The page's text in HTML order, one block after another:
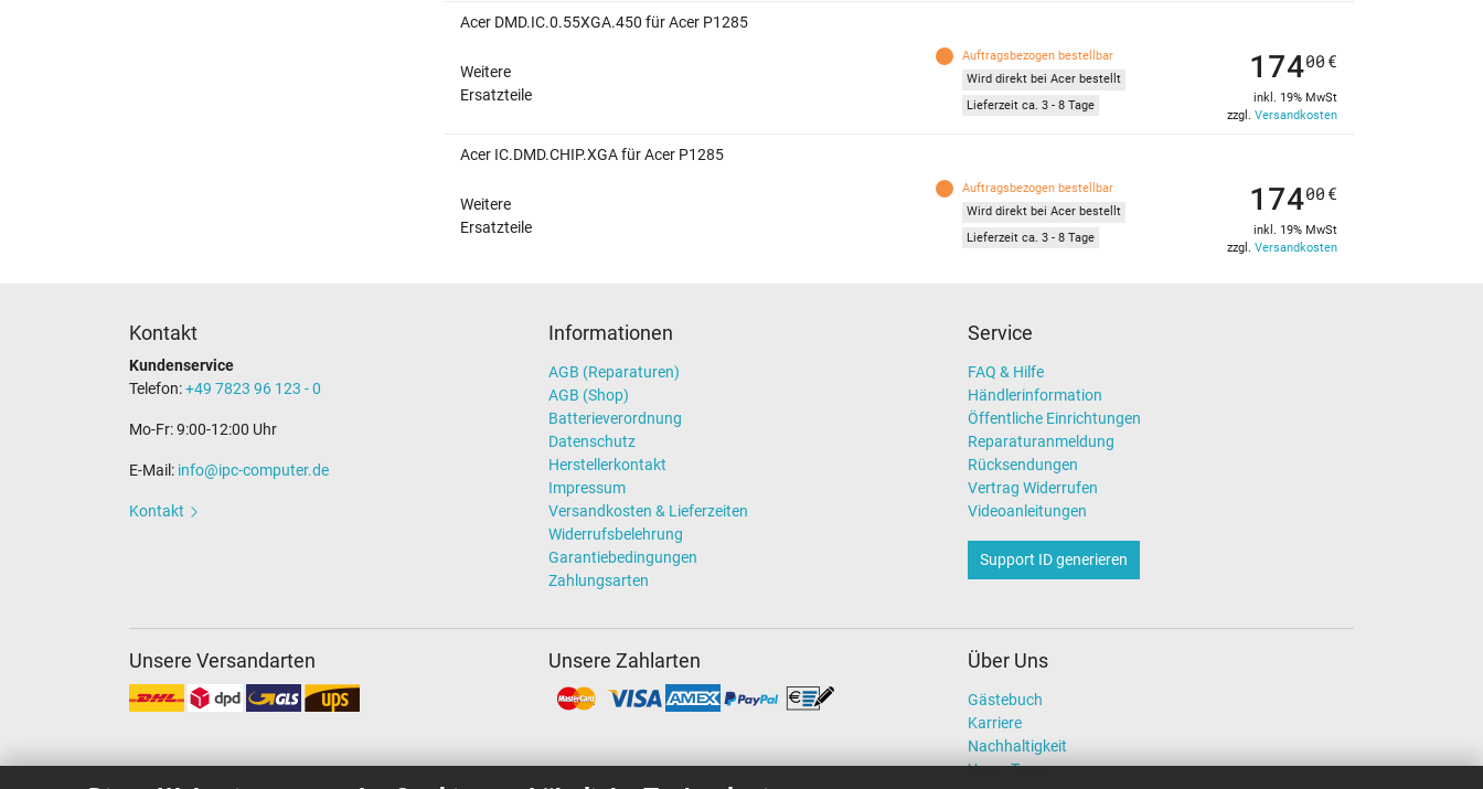
Acer DMD.IC.0.55XGA.450 für Acer P1285
Weitere
Ersatzteile
Auftragsbezogen bestellbar
Wird direkt bei Acer bestellt
Lieferzeit ca. 3 - 8 Tage
17400 €
inkl. 19% MwSt
zzgl. Versandkosten
Acer IC.DMD.CHIP.XGA für Acer P1285
Weitere
Ersatzteile
Auftragsbezogen bestellbar
Wird direkt bei Acer bestellt
Lieferzeit ca. 3 - 8 Tage
17400 €
inkl. 19% MwSt
zzgl. Versandkosten
Kontakt
Kundenservice
Telefon:+49 7823 96 123 - 0
Mo-Fr: 9:00-12:00 Uhr
E-Mail: info@ipc-computer.de
Kontakt
Informationen
AGB (Reparaturen)
AGB (Shop)
Batterieverordnung
Datenschutz
Herstellerkontakt
Impressum
Versandkosten & Lieferzeiten
Widerrufsbelehrung
Garantiebedingungen
Zahlungsarten
Service
FAQ & Hilfe
Händlerinformation
Öffentliche Einrichtungen
Reparaturanmeldung
Rücksendungen
Vertrag Widerrufen
Videoanleitungen
Support ID generieren
Über Uns
Gästebuch
Karriere
Nachhaltigkeit
Unser Team
Unsere Versandarten Unsere Zahlarten